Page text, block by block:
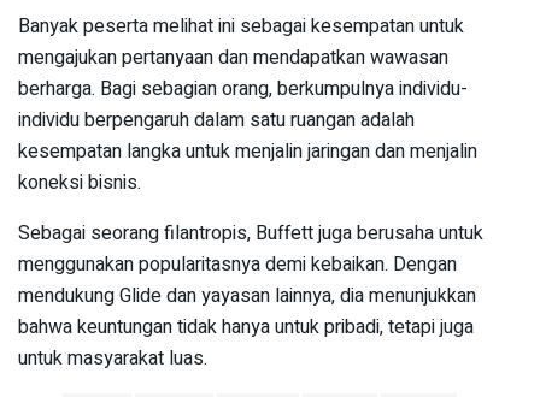
Banyak peserta melihat ini sebagai kesempatan untuk
mengajukan pertanyaan dan mendapatkan wawasan
berharga. Bagi sebagian orang, berkumpulnya individu-
individu berpengaruh dalam satu ruangan adalah
kesempatan langka untuk menjalin jaringan dan menjalin
koneksi bisnis.
Sebagai seorang filantropis, Buffett juga berusaha untuk
menggunakan popularitasnya demi kebaikan. Dengan
mendukung Glide dan yayasan lainnya, dia menunjukkan
bahwa keuntungan tidak hanya untuk pribadi, tetapi juga
untuk masyarakat luas.